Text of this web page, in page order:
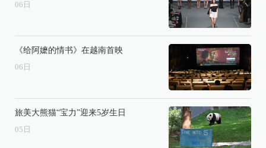
06 日
《给阿嬷的情书》在越南首映
06 日
旅美大熊猫“宝力”迎来5岁生日
05 日